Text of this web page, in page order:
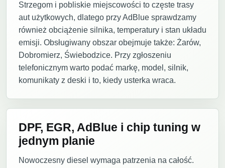
Strzegom i pobliskie miejscowości to częste trasy
aut użytkowych, dlatego przy AdBlue sprawdzamy
również obciążenie silnika, temperatury i stan układu
emisji. Obsługiwany obszar obejmuje także: Żarów,
Dobromierz, Świebodzice. Przy zgłoszeniu
telefonicznym warto podać markę, model, silnik,
komunikaty z deski i to, kiedy usterka wraca.
DPF, EGR, AdBlue i chip tuning w
jednym planie
Nowoczesny diesel wymaga patrzenia na całość.